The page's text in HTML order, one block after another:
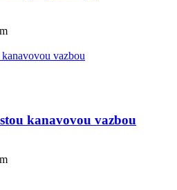
kanavovou vazbou